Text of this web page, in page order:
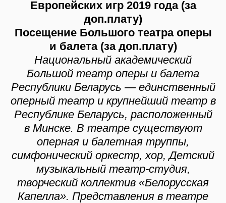
Европейских игр 2019 года (за
доп.плату)
Посещение Большого театра оперы
и балета (за доп.плату)
Национальный академический
Большой театр оперы и балета
Республики Беларусь — единственный
оперный театр и крупнейший театр в
Республике Беларусь, расположенный
в Минске. В театре существуют
оперная и балетная труппы,
симфонический оркестр, хор, Детский
музыкальный театр-студия,
творческий коллектив «Белорусская
Капелла». Представления в театре